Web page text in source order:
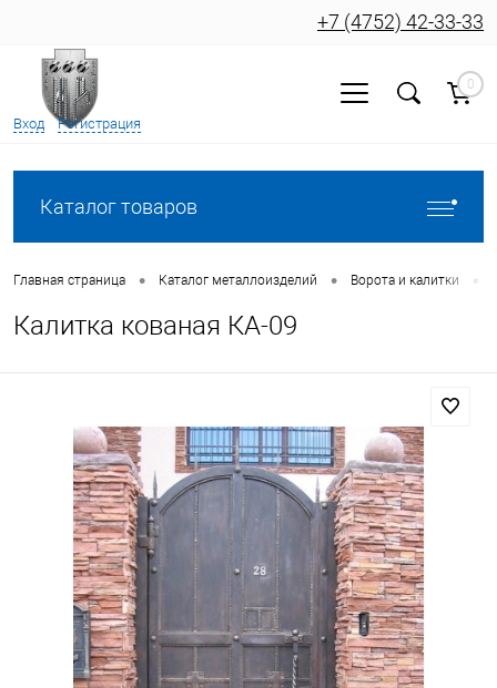
Вход Регистрация
+7 (4752) 42-33-33
0
Каталог товаров
Главная страница • Каталог металлоизделий • Ворота и калитки
Калитка кованая КА-09